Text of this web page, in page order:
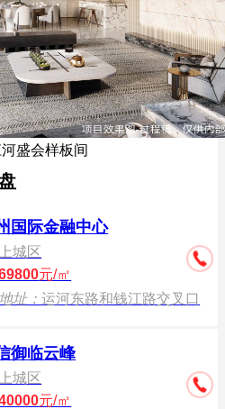
盛会样板间
国际金融中心
上城区
元/㎡
址：运河东路和钱江路交叉口
御临云峰
上城区
元/㎡